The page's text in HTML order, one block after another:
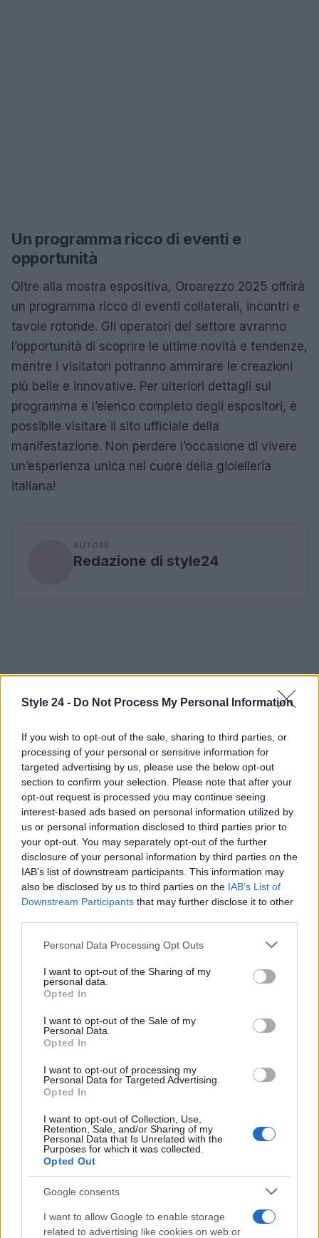
Style 24 - Do Not Process My Personal Information
If you wish to opt-out of the sale, sharing to third parties, or
processing of your personal or sensitive information for
targeted advertising by us, please use the below opt-out
section to confirm your selection. Please note that after your
opt-out request is processed you may continue seeing
interest-based ads based on personal information utilized by
us or personal information disclosed to third parties prior to
your opt-out. You may separately opt-out of the further
disclosure of your personal information by third parties on the
IAB’s list of downstream participants. This information may
also be disclosed by us to third parties on the IAB’s List of
Downstream Participants that may further disclose it to other
Please note that this website/app uses one or more Google
not limited to your visit or usage behaviour. You may click to
grant or deny consent to Google and its third-party tags to
use your data for below specified purposes in below Google
consent section.
Personal Data Processing Opt Outs
I want to opt-out of the Sharing of my
personal data.
Opted In
I want to opt-out of the Sale of my
Personal Data.
Opted In
I want to opt-out of processing my
Personal Data for Targeted Advertising.
Opted In
I want to opt-out of Collection, Use,
Retention, Sale, and/or Sharing of my
Personal Data that Is Unrelated with the
Purposes for which it was collected.
Opted Out
Google consents
I want to allow Google to enable storage
related to advertising like cookies on web or
Un programma ricco di eventi e
opportunità
Oltre alla mostra espositiva, Oroarezzo 2025 offrirà
un programma ricco di eventi collaterali, incontri e
tavole rotonde. Gli operatori del settore avranno
l’opportunità di scoprire le ultime novità e tendenze,
mentre i visitatori potranno ammirare le creazioni
più belle e innovative. Per ulteriori dettagli sul
programma e l’elenco completo degli espositori, è
possibile visitare il sito ufficiale della
manifestazione. Non perdere l’occasione di vivere
un’esperienza unica nel cuore della gioielleria
italiana!
AUTORE
Redazione di style24
Continua a leggere
LIFESTYLE
Mostre a Parigi estate 2026: cosa vedere nei musei e
spazi espositivi
Beatrice Bonaventura · 9 Ago 2026
LIFESTYLE